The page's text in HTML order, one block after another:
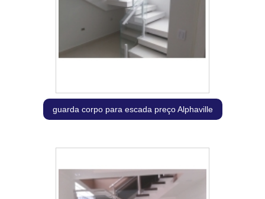
guarda corpo para escada preço Alphaville